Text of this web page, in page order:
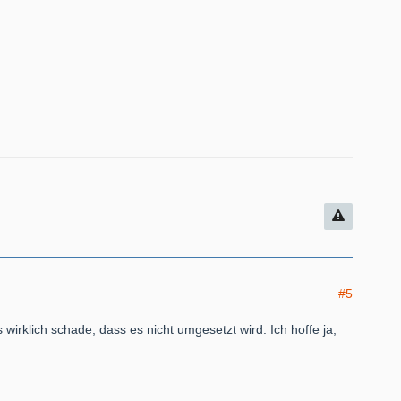
#5
schade, dass es nicht umgesetzt wird. Ich hoffe ja,